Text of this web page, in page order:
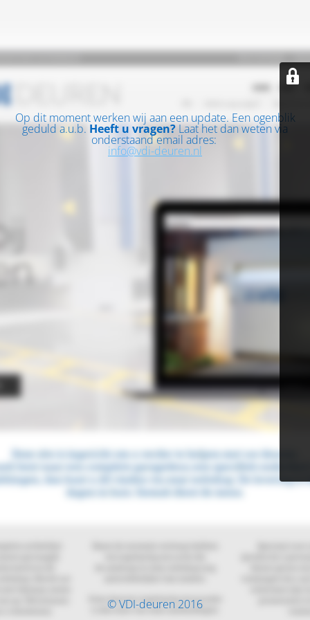
Op dit moment werken wij aan een update. Een ogenblik
geduld a.u.b. Heeft u vragen? Laat het dan weten via
onderstaand email adres:
info@vdi-deuren.nl
© VDI-deuren 2016